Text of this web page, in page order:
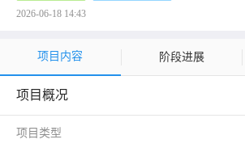
2026-06-18 14:43
项目内容 阶段进展
项目概况
项目类型